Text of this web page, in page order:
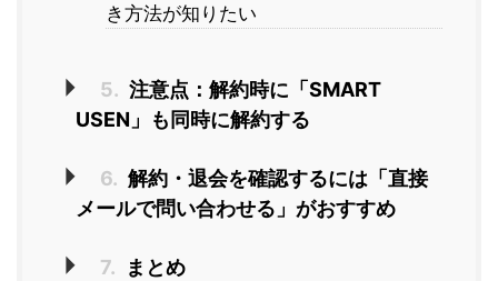
き方法が知りたい
5. 注意点：解約時に「SMART
USEN」も同時に解約する
6. 解約・退会を確認するには「直接
メールで問い合わせる」がおすすめ
7. まとめ